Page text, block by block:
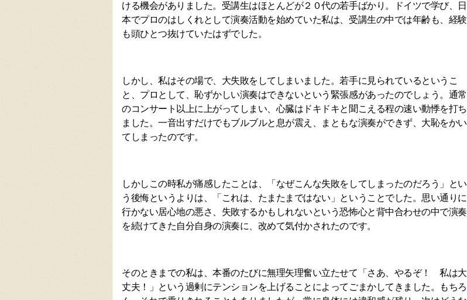
ける機会がありました。受講生はほとんどが２０代の若手ばかり。ドイツで学び、日
本でプロのはしくれとして演奏活動を始めていた私は、受講生の中では年齢も、経験
も頭ひとつ抜けていたはずでした。
しかし、私はその場で、大失敗をしてしまいました。若手に見られているというこ
と、プロとして、恥ずかしい演奏はできないという緊張感があったのでしょう。通常
のコンサート以上に上がってしまい、心臓はドキドキと聞こえる程の速い動悸を打ち
ました。一音出すだけでもブルブルと息が震え、まともな演奏ができず、大恥をかい
てしまったのです。
しかしこの時私が痛感したことは、「なぜこんな失敗をしてしまったのだろう」とい
う後悔というよりは、「これは、たまたまではない」ということでした。思い通りに
行かない居心地の悪さ、失敗するかもしれないという恐怖心と背中合わせの中で演奏
を続けてきた自分自身の演奏に、改めて気付かされたのです。
そのときまでの私は、本番のたびに無理矢理奮い立たせて「さあ、やるぞ！ 私は大
丈夫！」という過剰にテンションを上げることによってごまかしてきました。もちろ